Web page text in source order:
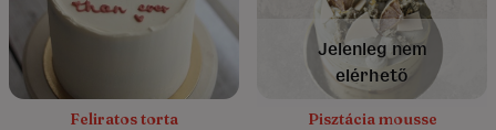
Feliratos torta
5.0/5
(14)
Jelenleg nem
elérhető
Pisztácia mousse